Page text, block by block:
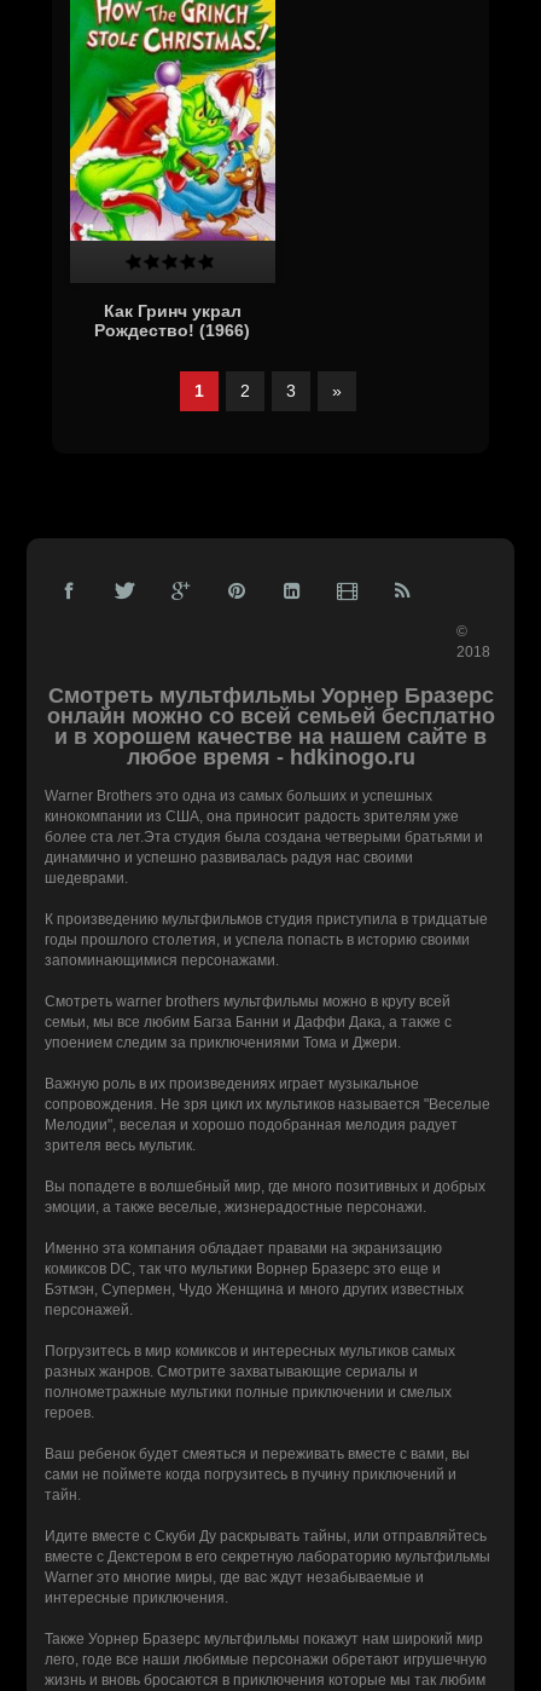
Как Гринч украл
Рождество! (1966)
1 2 3 »
©
2018
Смотреть мультфильмы Уорнер Бразерс
онлайн можно со всей семьей бесплатно
и в хорошем качестве на нашем сайте в
любое время - hdkinogo.ru
Warner Brothers это одна из самых больших и успешных
кинокомпании из США, она приносит радость зрителям уже
более ста лет.Эта студия была создана четверыми братьями и
динамично и успешно развивалась радуя нас своими
шедеврами.
К произведению мультфильмов студия приступила в тридцатые
годы прошлого столетия, и успела попасть в историю своими
запоминающимися персонажами.
Смотреть warner brothers мультфильмы можно в кругу всей
семьи, мы все любим Багза Банни и Даффи Дака, а также с
упоением следим за приключениями Тома и Джери.
Важную роль в их произведениях играет музыкальное
сопровождения. Не зря цикл их мультиков называется "Веселые
Мелодии", веселая и хорошо подобранная мелодия радует
зрителя весь мультик.
Вы попадете в волшебный мир, где много позитивных и добрых
эмоции, а также веселые, жизнерадостные персонажи.
Именно эта компания обладает правами на экранизацию
комиксов DC, так что мультики Ворнер Бразерс это еще и
Бэтмэн, Супермен, Чудо Женщина и много других известных
персонажей.
Погрузитесь в мир комиксов и интересных мультиков самых
разных жанров. Смотрите захватывающие сериалы и
полнометражные мультики полные приключении и смелых
героев.
Ваш ребенок будет смеяться и переживать вместе с вами, вы
сами не поймете когда погрузитесь в пучину приключений и
тайн.
Идите вместе с Скуби Ду раскрывать тайны, или отправляйтесь
вместе с Декстером в его секретную лабораторию мультфильмы
Warner это многие миры, где вас ждут незабываемые и
интересные приключения.
Также Уорнер Бразерс мультфильмы покажут нам широкий мир
лего, годе все наши любимые персонажи обретают игрушечную
жизнь и вновь бросаются в приключения которые мы так любим